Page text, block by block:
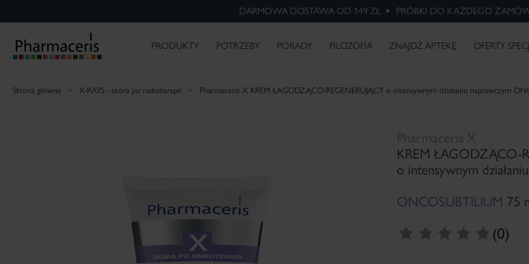
DARMOWA DOSTAWA OD 149 ZŁ PRÓBKI DO KAŻDEGO
PRODUKTY
atopowa
zapalenie skóry
radioterapii
łuszczycy
POTRZEBY
MAKIJAŻ MEDYCZNY
PORADY FILOZOFIA ZNAJDŹ APTEKĘ OFERTY
ODKRYWAM
PHARMACERIS S -20%
PHARMACERIS A Z
Szukaj
Strona główna X-RAYS - skóra po radioterapii Pharmaceris X KREM ŁAGODZĄCO-REGENERUJĄCY o intensywnym działaniu naprawczym
Pharmaceris X
KREM ŁAGODZĄCO-
o intensywnym
ONCOSUBTILIUM 75
(0)